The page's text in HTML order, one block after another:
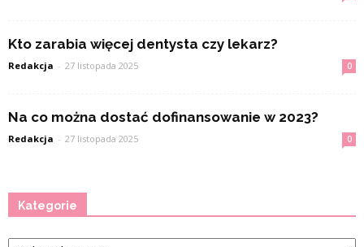
Kto zarabia więcej dentysta czy lekarz?
Redakcja - 27 listopada 2025 0
Na co można dostać dofinansowanie w 2023?
Redakcja - 27 listopada 2025 0
Kategorie
Kategorie